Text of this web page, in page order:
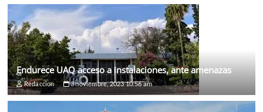
Endurece UAQ acceso a instalaciones, ante amenazas
Redaccion 3 noviembre, 2023 10:56 am